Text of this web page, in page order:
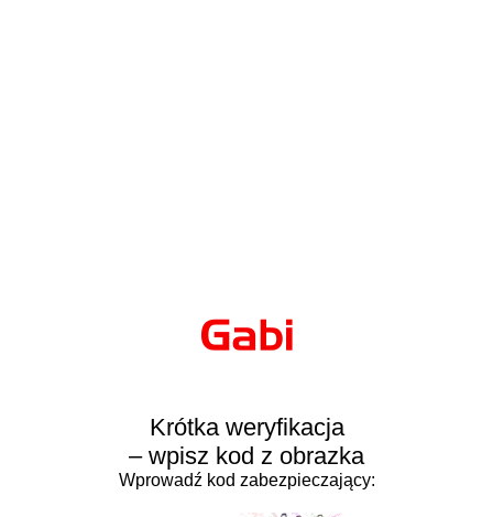
Krótka weryfikacja
– wpisz kod z obrazka
Wprowadź kod zabezpieczający: